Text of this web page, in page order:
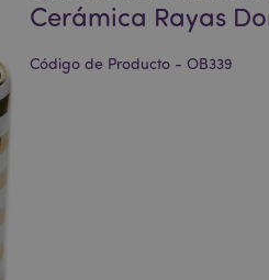
Cerámica Rayas
Código de Producto - OB339